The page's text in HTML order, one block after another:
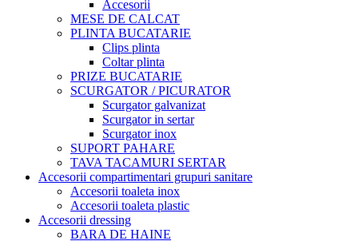
Accesorii
MESE DE CALCAT
PLINTA BUCATARIE
Clips plinta
Coltar plinta
PRIZE BUCATARIE
SCURGATOR / PICURATOR
Scurgator galvanizat
Scurgator in sertar
Scurgator inox
SUPORT PAHARE
TAVA TACAMURI SERTAR
Accesorii compartimentari grupuri sanitare
Accesorii toaleta inox
Accesorii toaleta plastic
Accesorii dressing
BARA DE HAINE